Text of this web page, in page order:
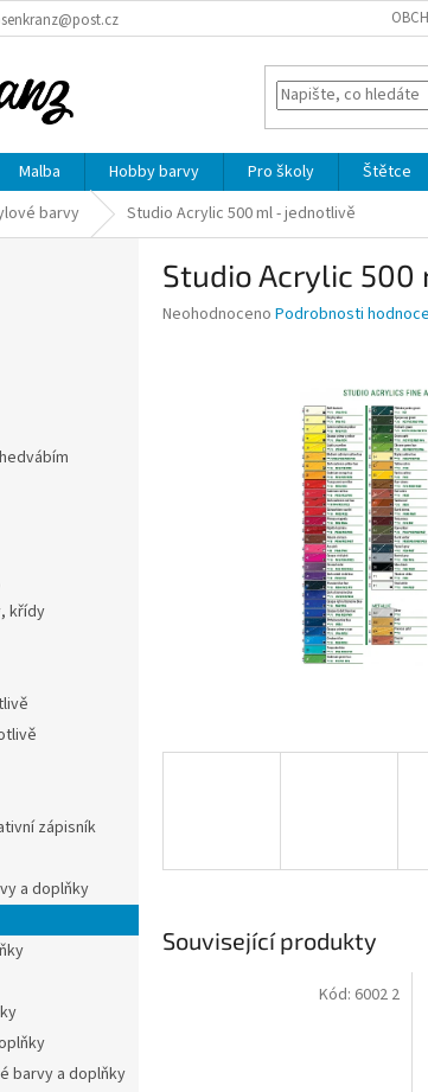
Malba Hobby barvy Pro školy Štětce
barvy Studio Acrylic 500 ml - jednotlivě
křídy
zápisník
a doplňky
barvy a doplňky
Studio Acrylic
Průměrné
Neohodnoceno Podrobnosti
Související produkty
Kód: 6002 2